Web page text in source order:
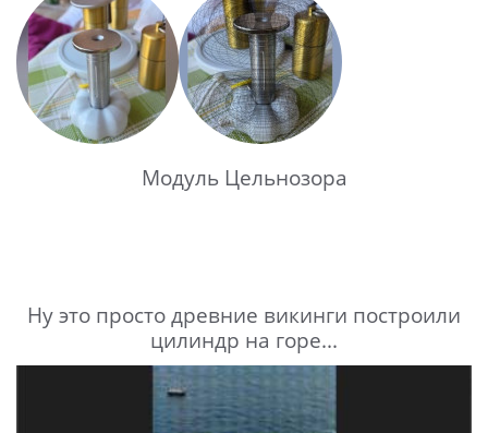
Модуль Цельнозора
Ну это просто древние викинги построили
цилиндр на горе...